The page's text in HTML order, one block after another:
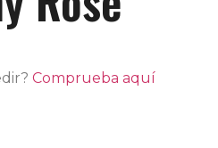
Comprueba aquí